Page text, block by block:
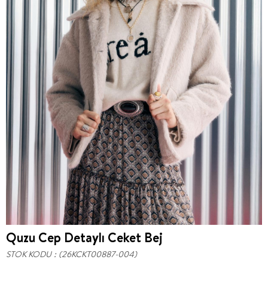
Quzu Cep Detaylı Ceket Bej
STOK KODU (26KCKT00887-004)